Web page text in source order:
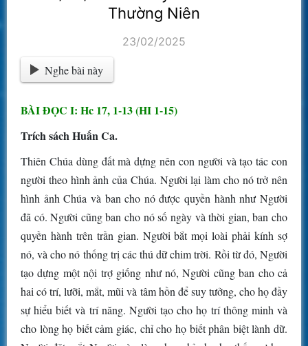
Thường Niên
23/02/2025
Nghe bài này
BÀI ĐỌC I: Hc 17, 1-13 (HI 1-15)
Trích sách Huấn Ca.
Thiên Chúa dùng đất mà dựng nên con người và tạo tác con
người theo hình ảnh của Chúa. Người lại làm cho nó trở nên
hình ảnh Chúa và ban cho nó được quyền hành như Người
đã có. Người cũng ban cho nó số ngày và thời gian, ban cho
quyền hành trên trần gian. Người bắt mọi loài phải kính sợ
nó, và cho nó thống trị các thú dữ chim trời. Rồi từ đó, Người
tạo dựng một nội trợ giống như nó, Người cũng ban cho cả
hai có trí, lưỡi, mắt, mũi và tâm hồn để suy tưởng, cho họ đầy
sự hiểu biết và trí năng. Người tạo cho họ trí thông minh và
cho lòng họ biết cảm giác, chỉ cho họ biết phân biệt lành dữ.